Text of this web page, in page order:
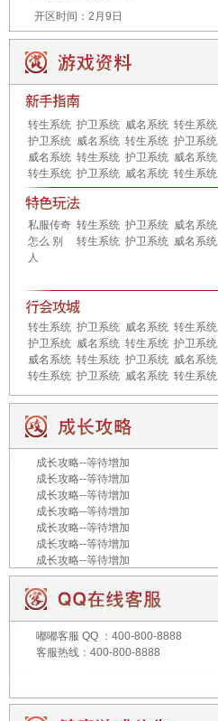
开区时间： 2月9日
转生系统 护卫系统 威名系统 转生系统
护卫系统 威名系统 转生系统 护卫系统
威名系统 转生系统 护卫系统 威名系统
转生系统 护卫系统 威名系统 转生系统
私服传奇
怎么 别
人
转生系统 护卫系统 威名系统
转生系统 护卫系统 威名系统
转生系统 护卫系统 威名系统 转生系统
护卫系统 威名系统 转生系统 护卫系统
威名系统 转生系统 护卫系统 威名系统
转生系统 护卫系统 威名系统 转生系统
成长攻略--等待增加
成长攻略--等待增加
成长攻略--等待增加
成长攻略--等待增加
成长攻略--等待增加
成长攻略--等待增加
成长攻略--等待增加
嘟嘟客服 QQ ：400-800-8888
客服热线：400-800-8888